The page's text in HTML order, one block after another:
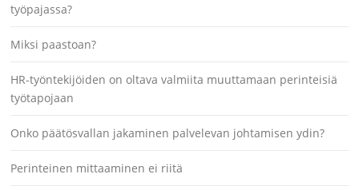
työpajassa?
Miksi paastoan?
HR-työntekijöiden on oltava valmiita muuttamaan perinteisiä
työtapojaan
Onko päätösvallan jakaminen palvelevan johtamisen ydin?
Perinteinen mittaaminen ei riitä